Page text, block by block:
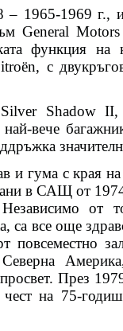
– 1965-1969
General
функция на
с
Shadow
вече
и гума с края
в САЩ от
Независимо от
са все още
През
на 75-